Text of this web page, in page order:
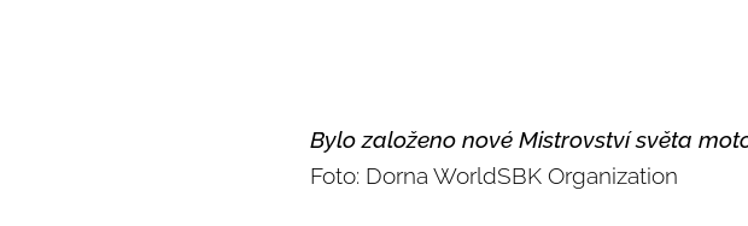
Bylo založeno nové Mistrovství světa
Foto: Dorna WorldSBK Organization